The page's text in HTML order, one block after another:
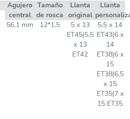
Agujero
central
Tamaño
de rosca
Llanta
original
Llanta
56,1 mm 12*1,5
5 x 13
ET45|5,5
x 13
ET42
5,5 x 14
ET43|6 x
14
ET38|6 x
15
ET38|6,5
x 15
ET35|7 x
15 ET35